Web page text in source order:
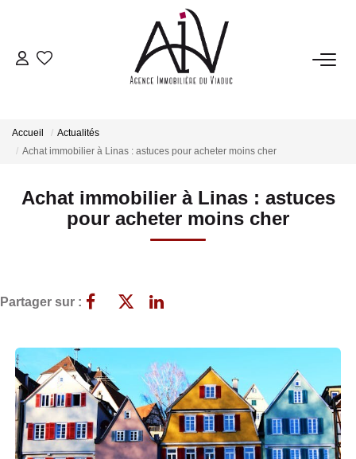
NOTRE AGENCE
Nos Prestations
Avis Clients
Nos Partenaires
ESTIMATION
Estimation En Ligne
Estimation Précise
BIENS
Accueil
Actualités
Achat immobilier à Linas : astuces pour acheter moins cher
Achat immobilier à Linas : astuces
pour acheter moins cher
Partager sur :